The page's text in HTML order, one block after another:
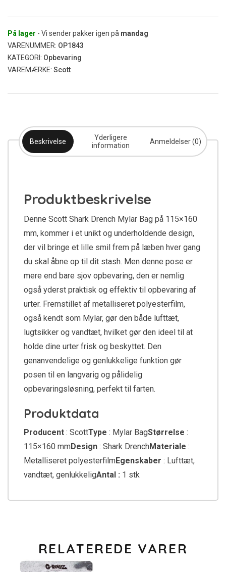
115x160
mm
antal
På lager - Vi sender pakker igen på mandag
VARENUMMER: OP1843
KATEGORI: Opbevaring
VAREMÆRKE: Scott
Beskrivelse
Yderligere
information
Anmeldelser (0)
Produktbeskrivelse
Denne Scott Shark Drench Mylar Bag på 115×160
mm, kommer i et unikt og underholdende design,
der vil bringe et lille smil frem på læben hver gang
du skal åbne op til dit stash. Men denne pose er
mere end bare sjov opbevaring, den er nemlig
også yderst praktisk og effektiv til opbevaring af
urter. Fremstillet af metalliseret polyesterfilm,
også kendt som Mylar, gør den både lufttæt,
lugtsikker og vandtæt, hvilket gør den ideel til at
holde dine urter frisk og beskyttet. Den
genanvendelige og genlukkelige funktion gør
posen til en langvarig og pålidelig
opbevaringsløsning, perfekt til farten.
Produktdata
Producent : ScottType : Mylar BagStørrelse :
115×160 mmDesign : Shark DrenchMateriale :
Metalliseret polyesterfilmEgenskaber : Lufttæt,
vandtæt, genlukkeligAntal : 1 stk
RELATEREDE VARER